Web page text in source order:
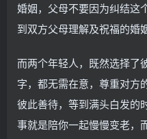
婚姻，父母不要因为纠结这
到双方父母理解及祝福的婚
而两个年轻人，既然选择了
字，都无需在意，尊重对方
彼此善待，等到满头白发的
事就是陪你一起慢慢变老，